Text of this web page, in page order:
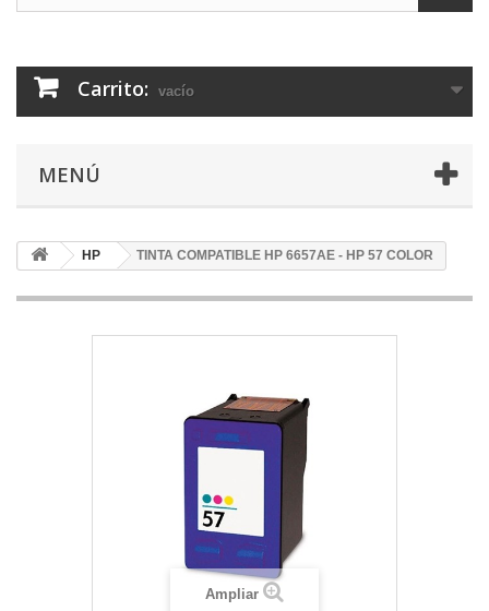
Carrito: vacío
MENÚ
HP TINTA COMPATIBLE HP 6657AE - HP 57 COLOR
Ampliar